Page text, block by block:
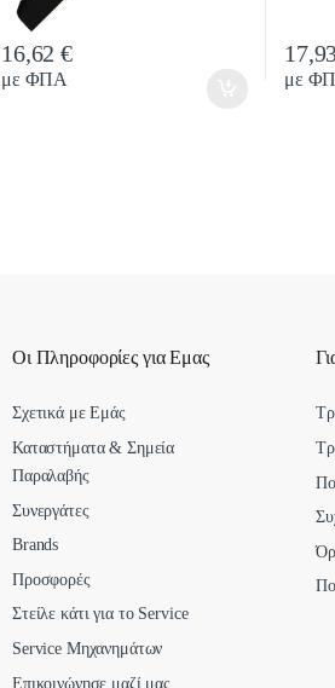
16,62€
με ΦΠΑ με
Οι Πληροφορίες για Εμας
Σχετικά με Εμάς
Καταστήματα & Σημεία
Παραλαβής
Συνεργάτες
Brands
Προσφορές
Στείλε κάτι για το Service
Service Μηχανημάτων
Επικοινώνησε μαζί μας